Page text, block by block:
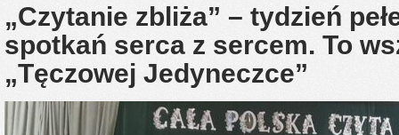
„Czytanie zbliża” – tydzień
spotkań serca z sercem. To
„Tęczowej Jedyneczce”